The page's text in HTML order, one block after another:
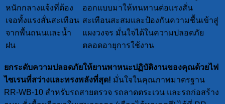
หนักกลางแจ้งที่ต้อง
เจอทั้งแรงสั่นสะเทือน
จากพื้นถนนและน้ำ
ฝน
ออกแบบมาให้ทนทานต่อแรงสั่น
สะเทือนสะสมและป้องกันความชื้นเข้าสู่
แผงวงจร มั่นใจได้ในความปลอดภัย
ตลอดอายุการใช้งาน
ยกระดับความปลอดภัยให้ยานพาหนะปฏิบัติงานของคุณด้วยไฟ
ไซเรนที่สว่างและทรงพลังที่สุด! มั่นใจในคุณภาพมาตรฐาน
RR-WB-10 สำหรับรถสายตรวจ รถลาดตระเวน และรถก่อสร้าง